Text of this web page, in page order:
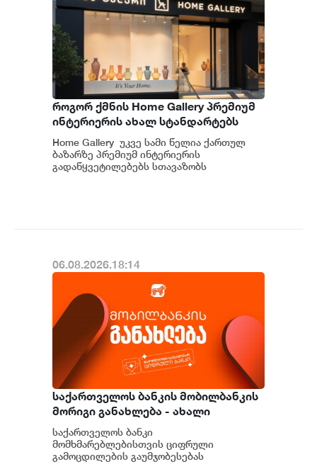
როგორ ქმნის Home Gallery პრემიუმ
ინტერიერის ახალ სტანდარტებს
საქართველოში
Home Gallery უკვე სამი წელია ქართულ
ბაზარზე პრემიუმ ინტერიერის
გადაწყვეტილებებს სთავაზობს
06.08.2026.18:14
საქართველოს ბანკის მობილბანკის
მორიგი განახლება - ახალი
შესაძლებლობები
მომხმარებლებისთვის
საქართველოს ბანკი
მომხმარებლებისთვის ციფრული
გამოცდილების გაუმჯობესებას